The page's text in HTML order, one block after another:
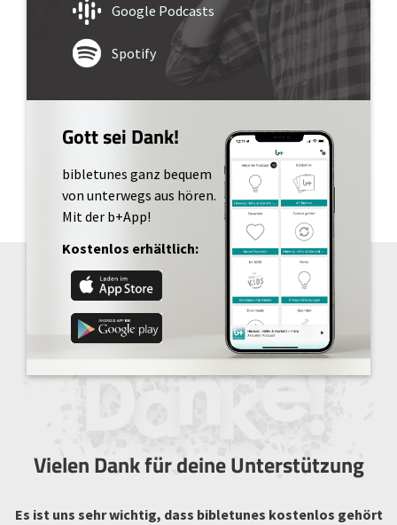
Google Podcasts
Spotify
Gott sei Dank!
bibletunes ganz bequem
von unterwegs aus hören.
Mit der b+App!
Kostenlos erhältlich:
Vielen Dank für deine Unterstützung
Es ist uns sehr wichtig, dass bibletunes kostenlos gehört